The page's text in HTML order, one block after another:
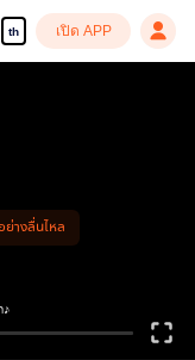
th เปิด APP
างลื่นไหล
♪